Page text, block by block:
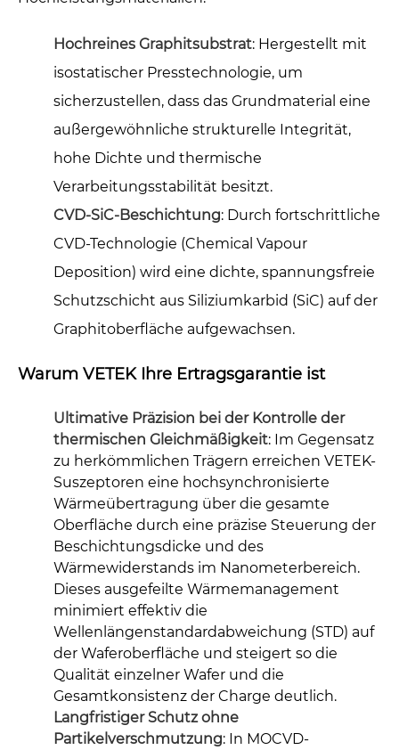
Hochreines Graphitsubstrat: Hergestellt mit
isostatischer Presstechnologie, um
sicherzustellen, dass das Grundmaterial eine
außergewöhnliche strukturelle Integrität,
hohe Dichte und thermische
Verarbeitungsstabilität besitzt.
CVD-SiC-Beschichtung: Durch fortschrittliche
CVD-Technologie (Chemical Vapour
Deposition) wird eine dichte, spannungsfreie
Schutzschicht aus Siliziumkarbid (SiC) auf der
Graphitoberfläche aufgewachsen.
Warum VETEK Ihre Ertragsgarantie ist
Ultimative Präzision bei der Kontrolle der
thermischen Gleichmäßigkeit: Im Gegensatz
zu herkömmlichen Trägern erreichen VETEK-
Suszeptoren eine hochsynchronisierte
Wärmeübertragung über die gesamte
Oberfläche durch eine präzise Steuerung der
Beschichtungsdicke und des
Wärmewiderstands im Nanometerbereich.
Dieses ausgefeilte Wärmemanagement
minimiert effektiv die
Wellenlängenstandardabweichung (STD) auf
der Waferoberfläche und steigert so die
Qualität einzelner Wafer und die
Gesamtkonsistenz der Charge deutlich.
Langfristiger Schutz ohne
Partikelverschmutzung: In MOCVD-